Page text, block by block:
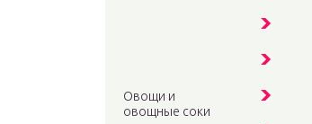
Овощи и
овощные соки